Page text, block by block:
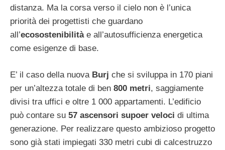
distanza. Ma la corsa verso il cielo non è l’unica
priorità dei progettisti che guardano
all’ecosostenibilitàe all’autosufficienza energetica
come esigenze di base.
E’ il caso della nuova Burj che si sviluppa in 170 piani
per un’altezza totale di ben 800 metri, saggiamente
divisi tra uffici e oltre 1 000 appartamenti. L’edificio
può contare su 57 ascensori supoer veloci di ultima
generazione. Per realizzare questo ambizioso progetto
sono già stati impiegati 330 metri cubi di calcestruzzo